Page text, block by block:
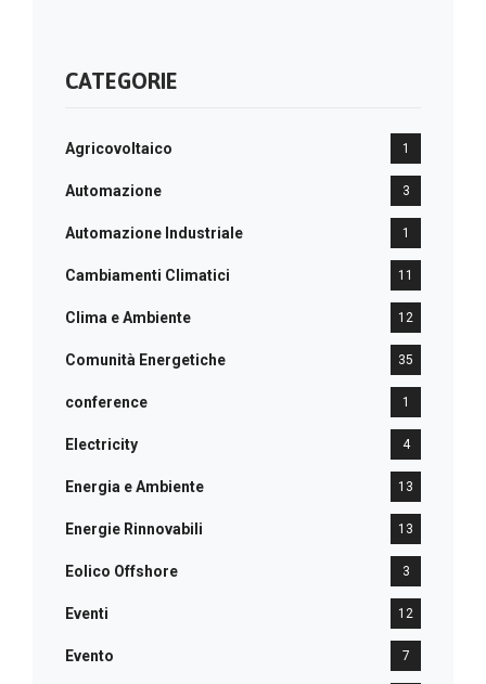
CATEGORIE
Agricovoltaico 1
Automazione 3
Automazione Industriale 1
Cambiamenti Climatici 11
Clima e Ambiente 12
Comunità Energetiche 35
conference 1
Electricity 4
Energia e Ambiente 13
Energie Rinnovabili 13
Eolico Offshore 3
Eventi 12
Evento 7